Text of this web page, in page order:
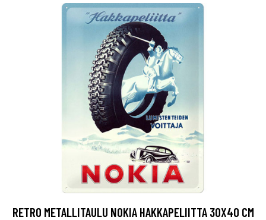
RETRO METALLITAULU NOKIA HAKKAPELIITTA 30X40 CM